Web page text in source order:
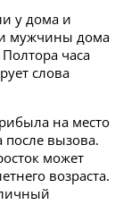
у дома и
мужчины дома
часа
слова
на место
после вызова.
может
возраста.